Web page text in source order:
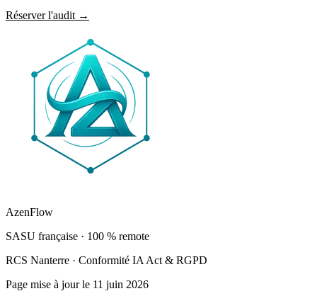
Réserver l'audit →
AzenFlow
SASU française · 100 % remote
RCS Nanterre · Conformité IA Act & RGPD
Page mise à jour le 11 juin 2026